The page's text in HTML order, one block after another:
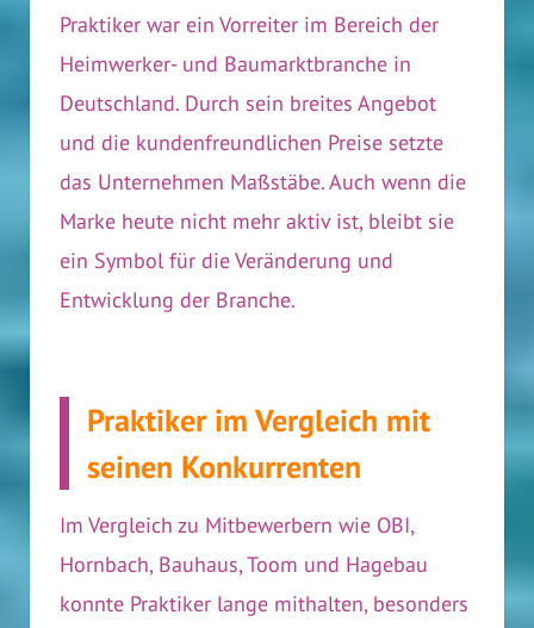
Praktiker war ein Vorreiter im Bereich der
Heimwerker- und Baumarktbranche in
Deutschland. Durch sein breites Angebot
und die kundenfreundlichen Preise setzte
das Unternehmen Maßstäbe. Auch wenn die
Marke heute nicht mehr aktiv ist, bleibt sie
ein Symbol für die Veränderung und
Entwicklung der Branche.
Praktiker im Vergleich mit
seinen Konkurrenten
Im Vergleich zu Mitbewerbern wie OBI,
Hornbach, Bauhaus, Toom und Hagebau
konnte Praktiker lange mithalten, besonders